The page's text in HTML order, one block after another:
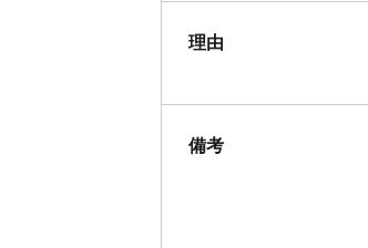
理由
備考